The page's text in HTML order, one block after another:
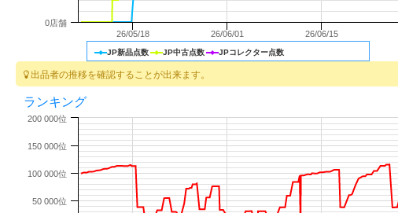
JP新品点数 JP中古点数 JPコレクター点数
26/05/18 26/06/01 26/06/15
0店舗
出品者の推移を確認することが出来ます。
ランキング
50 000位
100 000位
150 000位
200 000位